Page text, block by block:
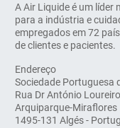
A Air Liquide é um líder
para a indústria e
empregados em 72
de clientes e pacientes.
Endereço
Sociedade Portuguesa
Rua Dr António
Arquiparque-Miraflores
1495-131 Algés -